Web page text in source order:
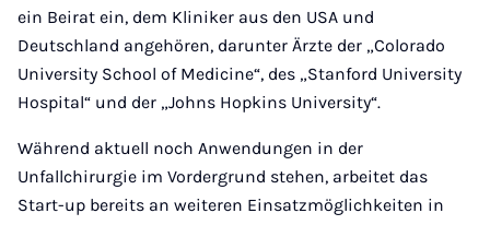
ein Beirat ein, dem Kliniker aus den USA und
Deutschland angehören, darunter Ärzte der „Colorado
University School of Medicine“, des „Stanford University
Hospital“ und der „Johns Hopkins University“.
Während aktuell noch Anwendungen in der
Unfallchirurgie im Vordergrund stehen, arbeitet das
Start-up bereits an weiteren Einsatzmöglichkeiten in